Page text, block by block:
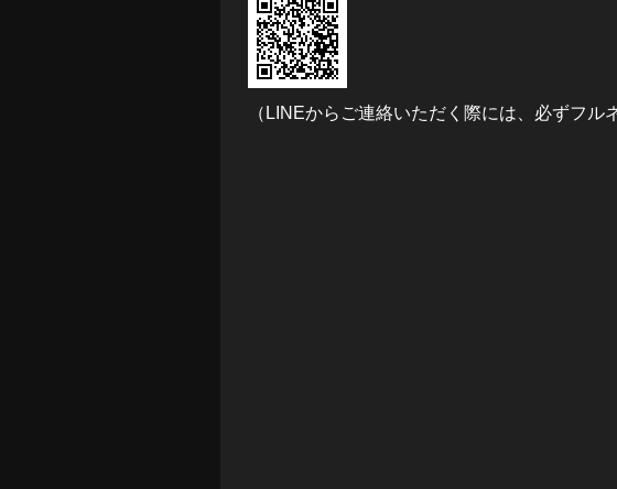
（LINEからご連絡いただく際には、必ずフル